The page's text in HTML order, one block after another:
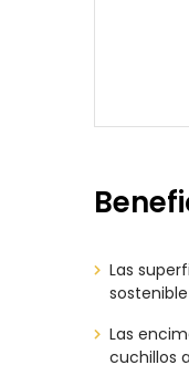
Las
Las
cuchillos